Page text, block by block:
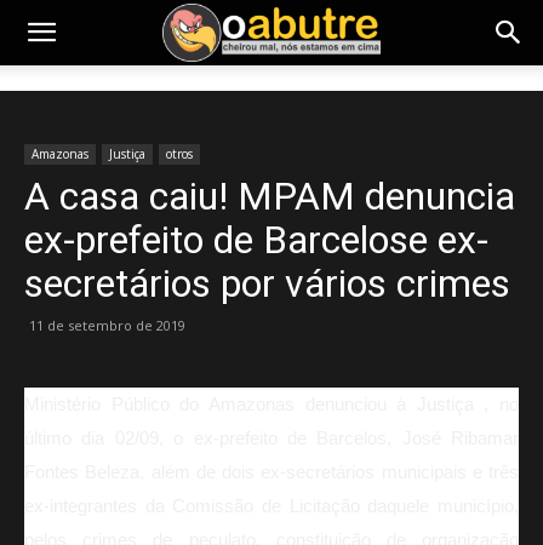
Amazonas Justiça otros
A casa caiu! MPAM denuncia
ex-prefeito de Barcelose ex-
secretários por vários crimes
11 de setembro de 2019